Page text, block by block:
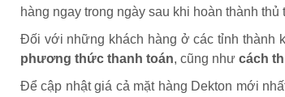
hàng ngay trong ngày sau khi hoàn thành thủ
Đối với những khách hàng ở các tỉnh thành
phương thức thanh toán, cũng như cách
Để cập nhật giá cả mặt hàng Dekton mới